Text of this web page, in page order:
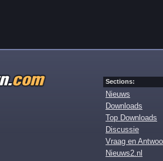
Sections:
Nieuws
Downloads
Top Downloads
Discussie
Vraag en
Nieuws2.nl